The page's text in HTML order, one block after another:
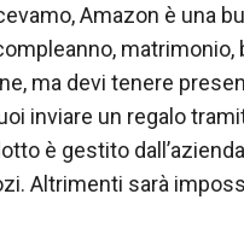
Amazon è una
matrimonio,
ma devi tenere
inviare un regalo
è gestito
Altrimenti sarà